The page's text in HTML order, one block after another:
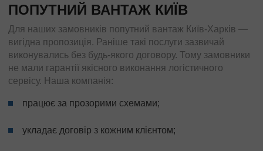
ПОПУТНИЙ ВАНТАЖ КИЇВ
Для наших замовників попутний вантаж Київ-Харків —
вигідна пропозиція. Раніше такі послуги зазвичай
виконувались без будь-якого договору. Тому замовники
не мали гарантії якісного виконання логістичного
сервісу. Наша компанія:
працює за прозорими схемами;
укладає договір з кожним клієнтом;